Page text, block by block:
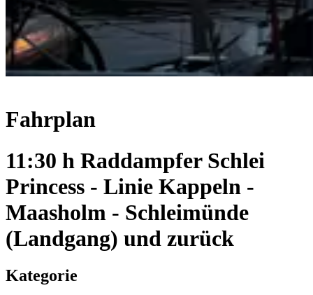
Fahrplan
11:30 h Raddampfer Schlei
Princess - Linie Kappeln -
Maasholm - Schleimünde
(Landgang) und zurück
Kategorie